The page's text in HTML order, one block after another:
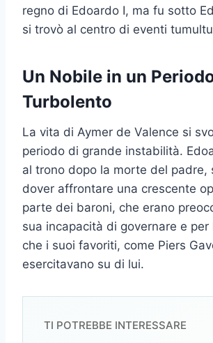
regno di Edoardo I, ma fu sotto
si trovò al centro di eventi
Un Nobile in un
Turbolento
La vita di Aymer de Valence si
periodo di grande instabilità.
al trono dopo la morte del padre,
dover affrontare una crescente
parte dei baroni, che erano
sua incapacità di governare e per
che i suoi favoriti, come Piers
esercitavano su di lui.
TI POTREBBE INTERESSARE